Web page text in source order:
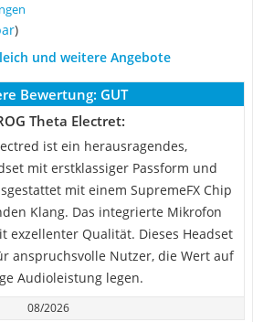
)
und weitere Angebote
Bewertung: GUT
Theta Electret:
ist ein herausragendes,
mit erstklassiger Passform und
mit einem SupremeFX Chip
Klang. Das integrierte Mikrofon
exzellenter Qualität. Dieses Headset
anspruchsvolle Nutzer, die Wert auf
Audioleistung legen.
08/2026